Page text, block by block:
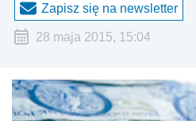
Zapisz się na newsletter
28 maja 2015, 15:04